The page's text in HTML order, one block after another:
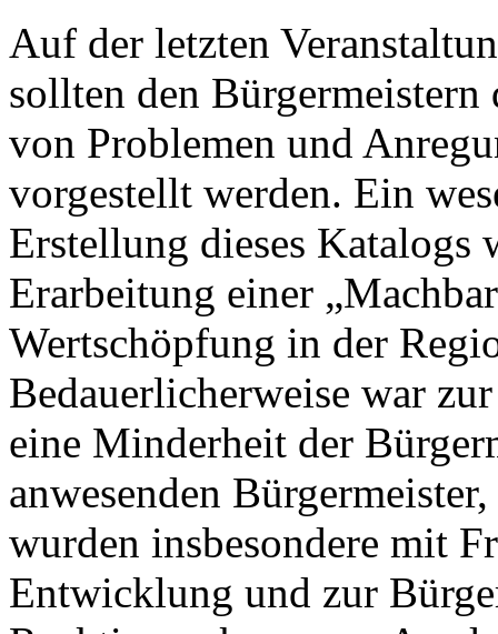
Auf der letzten
sollten den
von Problemen und
vorgestellt werden. Ein
Erstellung dieses Katalogs
Erarbeitung einer
Wertschöpfung in der
Bedauerlicherweise war
eine Minderheit der
anwesenden
wurden insbesondere mit
Entwicklung und zur